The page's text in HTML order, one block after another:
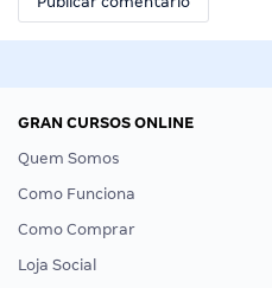
GRAN CURSOS ONLINE
Quem Somos
Como Funciona
Como Comprar
Loja Social